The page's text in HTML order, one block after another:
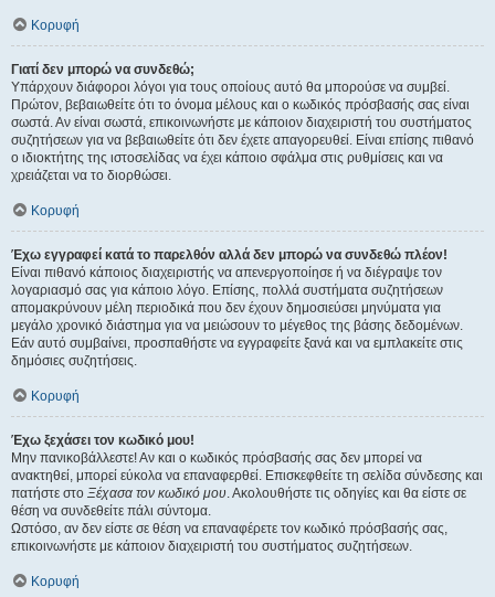
Κορυφή
Γιατί δεν μπορώ να συνδεθώ;
Υπάρχουν διάφοροι λόγοι για τους οποίους αυτό θα μπορούσε να συμβεί.
Πρώτον, βεβαιωθείτε ότι το όνομα μέλους και ο κωδικός πρόσβασής σας είναι
σωστά. Αν είναι σωστά, επικοινωνήστε με κάποιον διαχειριστή του συστήματος
συζητήσεων για να βεβαιωθείτε ότι δεν έχετε απαγορευθεί. Είναι επίσης πιθανό
ο ιδιοκτήτης της ιστοσελίδας να έχει κάποιο σφάλμα στις ρυθμίσεις και να
χρειάζεται να το διορθώσει.
Κορυφή
Έχω εγγραφεί κατά το παρελθόν αλλά δεν μπορώ να συνδεθώ πλέον!
Είναι πιθανό κάποιος διαχειριστής να απενεργοποίησε ή να διέγραψε τον
λογαριασμό σας για κάποιο λόγο. Επίσης, πολλά συστήματα συζητήσεων
απομακρύνουν μέλη περιοδικά που δεν έχουν δημοσιεύσει μηνύματα για
μεγάλο χρονικό διάστημα για να μειώσουν το μέγεθος της βάσης δεδομένων.
Εάν αυτό συμβαίνει, προσπαθήστε να εγγραφείτε ξανά και να εμπλακείτε στις
δημόσιες συζητήσεις.
Κορυφή
Έχω ξεχάσει τον κωδικό μου!
Μην πανικοβάλλεστε! Αν και ο κωδικός πρόσβασής σας δεν μπορεί να
ανακτηθεί, μπορεί εύκολα να επαναφερθεί. Επισκεφθείτε τη σελίδα σύνδεσης και
πατήστε στο Ξέχασα τον κωδικό μου. Ακολουθήστε τις οδηγίες και θα είστε σε
θέση να συνδεθείτε πάλι σύντομα.
Ωστόσο, αν δεν είστε σε θέση να επαναφέρετε τον κωδικό πρόσβασής σας,
επικοινωνήστε με κάποιον διαχειριστή του συστήματος συζητήσεων.
Κορυφή